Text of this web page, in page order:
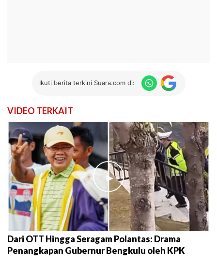
Ikuti berita terkini Suara.com di:
VIDEO TERKAIT
►
Dari OTT Hingga Seragam Polantas: Drama
Penangkapan Gubernur Bengkulu oleh KPK